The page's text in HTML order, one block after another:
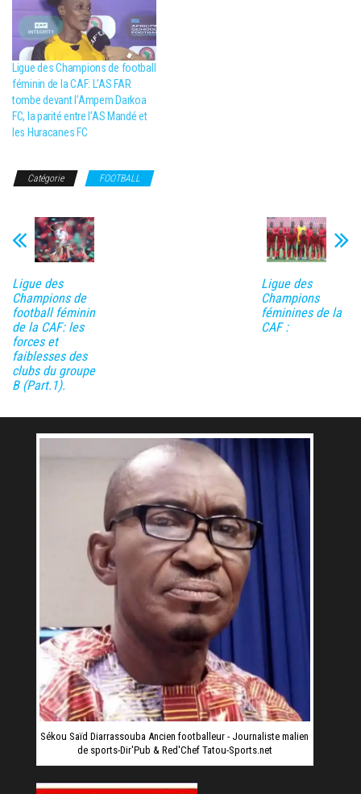
Ligue des Champions de football
féminin de la CAF: L’AS FAR
tombe devant l’Ampem Darkoa
FC, la parité entre l’AS Mandé et
les Huracanes FC
Catégorie FOOTBALL
Ligue des
Champions de
football féminin
de la CAF: les
forces et
faiblesses des
clubs du groupe
B (Part.1).
Ligue des
Champions
féminines de la
CAF :
Sékou Saïd Diarrassouba Ancien footballeur - Journaliste malien
de sports-Dir'Pub & Red'Chef Tatou-Sports.net